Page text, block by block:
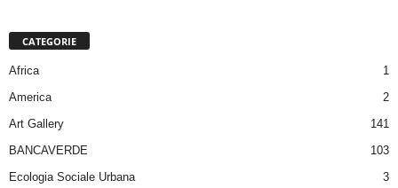
CATEGORIE
Africa
1
America
2
Art Gallery
141
BANCAVERDE
103
Ecologia Sociale Urbana
3